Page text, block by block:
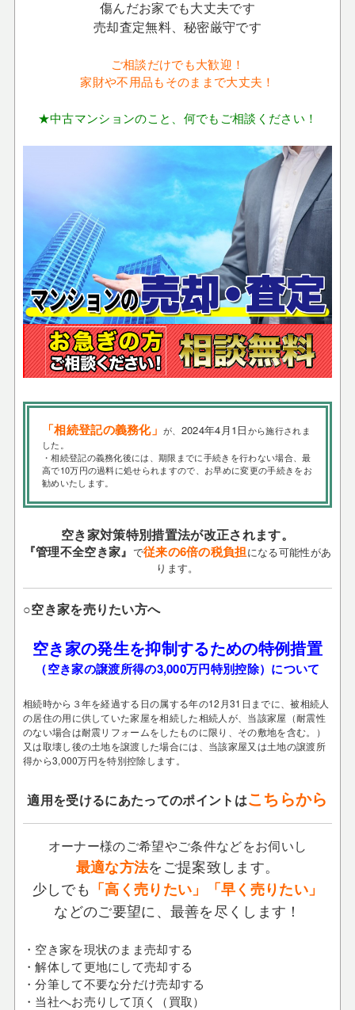
傷んだお家でも大丈夫です
売却査定無料、秘密厳守です
ご相談だけでも大歓迎！
家財や不用品もそのままで大丈夫！
★中古マンションのこと、何でもご相談ください！
「相続登記の義務化」が、 2024年4月1日から施行されま
した。
・相続登記の義務化後には、期限までに手続きを行わない場合、最
高で10万円の過料に処せられますので、お早めに変更の手続きをお
勧めいたします。
空き家対策特別措置法が改正されます。
『管理不全空き家』 で従来の6倍の税負担になる可能性があ
ります。
○空き家を売りたい方へ
空き家の発生を抑制するための特例措置
（空き家の譲渡所得の3,000万円特別控除）について
相続時から３年を経過する日の属する年の12月31日までに、被相続人
の居住の用に供していた家屋を相続した相続人が、当該家屋（耐震性
のない場合は耐震リフォームをしたものに限り、その敷地を含む。）
又は取壊し後の土地を譲渡した場合には、当該家屋又は土地の譲渡所
得から3,000万円を特別控除します。
適用を受けるにあたってのポイントはこちらから
オーナー様のご希望やご条件などをお伺いし
最適な方法をご提案致します。
少しでも 「高く売りたい」「早く売りたい」
などのご要望に、最善を尽くします！
・空き家を現状のまま売却する
・解体して更地にして売却する
・分筆して不要な分だけ売却する
・当社へお売りして頂く（買取）